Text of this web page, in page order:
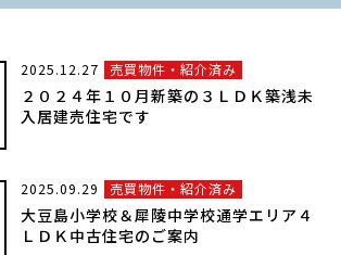
026-217-8533
スタッフブログ
2025.12.27 売買物件・紹介済み
２０２４年１０月新築の３ＬＤＫ築浅未
入居建売住宅です
2025.09.29 売買物件・紹介済み
大豆島小学校＆犀陵中学校通学エリア４
ＬＤＫ中古住宅のご案内